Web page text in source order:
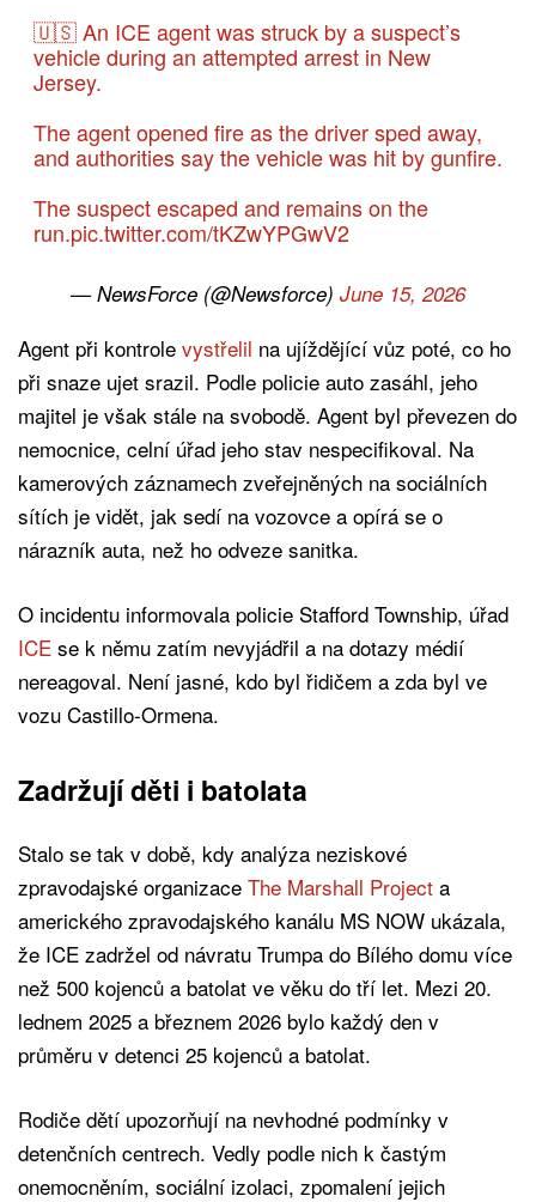
🇺🇸 An ICE agent was struck by a suspect’s
vehicle during an attempted arrest in New
Jersey.
The agent opened fire as the driver sped away,
and authorities say the vehicle was hit by gunfire.
The suspect escaped and remains on the
run.pic.twitter.com/tKZwYPGwV2
— NewsForce (@Newsforce) June 15, 2026
Agent při kontrole vystřelil na ujíždějící vůz poté, co ho
při snaze ujet srazil. Podle policie auto zasáhl, jeho
majitel je však stále na svobodě. Agent byl převezen do
nemocnice, celní úřad jeho stav nespecifikoval. Na
kamerových záznamech zveřejněných na sociálních
sítích je vidět, jak sedí na vozovce a opírá se o
nárazník auta, než ho odveze sanitka.
O incidentu informovala policie Stafford Township, úřad
ICE se k němu zatím nevyjádřil a na dotazy médií
nereagoval. Není jasné, kdo byl řidičem a zda byl ve
vozu Castillo-Ormena.
Zadržují děti i batolata
Stalo se tak v době, kdy analýza neziskové
zpravodajské organizace The Marshall Project a
amerického zpravodajského kanálu MS NOW ukázala,
že ICE zadržel od návratu Trumpa do Bílého domu více
než 500 kojenců a batolat ve věku do tří let. Mezi 20.
lednem 2025 a březnem 2026 bylo každý den v
průměru v detenci 25 kojenců a batolat.
Rodiče dětí upozorňují na nevhodné podmínky v
detenčních centrech. Vedly podle nich k častým
onemocněním, sociální izolaci, zpomalení jejich